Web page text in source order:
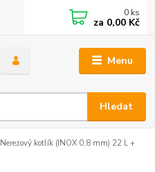
Menu
Hledat
0 ks
za 0,00 Kč
Nerezový kotlík (INOX 0,8 mm) 22 L +